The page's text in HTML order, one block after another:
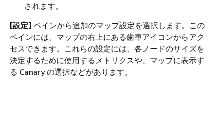
されます。
[設定] ペインから追加のマップ設定を選択します。この
ペインには、マップの右上にある歯車アイコンからアク
セスできます。これらの設定には、各ノードのサイズを
決定するために使用するメトリクスや、マップに表示す
る Canary の選択などがあります。